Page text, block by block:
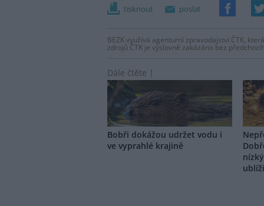
tisknout poslat
BEZK využívá agenturní zpravodajství ČTK,
zdrojů ČTK je výslovně zakázáno bez
Dále čtěte |
Bobři dokážou udržet vodu i
ve vyprahlé krajině